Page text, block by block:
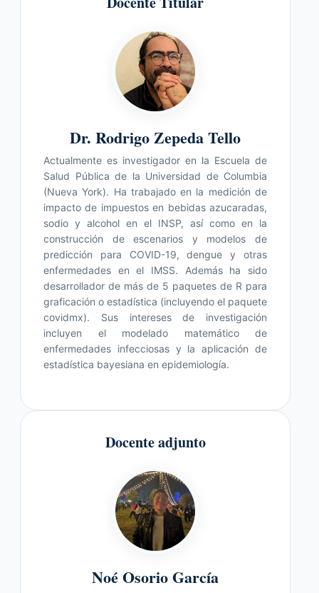
Dr. Rodrigo Zepeda Tello
Actualmente es investigador en la Escuela de
Salud Pública de la Universidad de Columbia
(Nueva York). Ha trabajado en la medición de
impacto de impuestos en bebidas azucaradas,
sodio y alcohol en el INSP, así como en la
construcción de escenarios y modelos de
predicción para COVID-19, dengue y otras
enfermedades en el IMSS. Además ha sido
desarrollador de más de 5 paquetes de R para
graficación o estadística (incluyendo el paquete
covidmx). Sus intereses de investigación
incluyen el modelado matemático de
enfermedades infecciosas y la aplicación de
estadística bayesiana en epidemiología.
Docente adjunto
Noé Osorio García